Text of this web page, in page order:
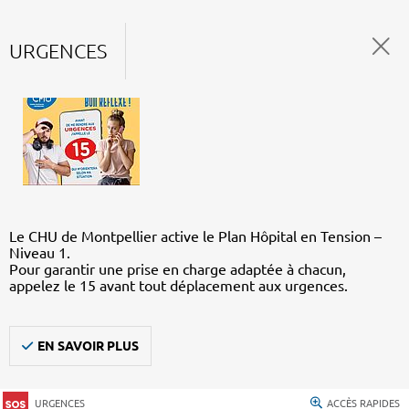
URGENCES
Le CHU de Montpellier active le Plan Hôpital en Tension –
Niveau 1.
Pour garantir une prise en charge adaptée à chacun,
appelez le 15 avant tout déplacement aux urgences.
EN SAVOIR PLUS
URGENCES ACCÈS RAPIDES